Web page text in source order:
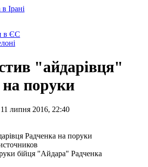
Ірані
в ЄС
"айдарівця"
поруки
липня 2016, 22:40
бійця "Айдара" Радченка